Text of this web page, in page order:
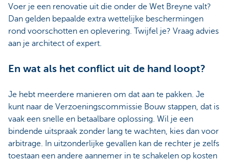
Voer je een renovatie uit die onder de Wet Breyne valt?
Dan gelden bepaalde extra wettelijke beschermingen
rond voorschotten en oplevering. Twijfel je? Vraag advies
aan je architect of expert.
En wat als het conflict uit de hand loopt?
Je hebt meerdere manieren om dat aan te pakken. Je
kunt naar de Verzoeningscommissie Bouw stappen, dat is
vaak een snelle en betaalbare oplossing. Wil je een
bindende uitspraak zonder lang te wachten, kies dan voor
arbitrage. In uitzonderlijke gevallen kan de rechter je zelfs
toestaan een andere aannemer in te schakelen op kosten